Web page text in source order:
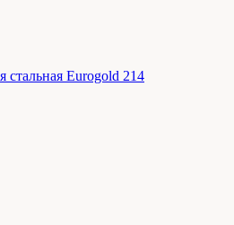
стальная Eurogold 214